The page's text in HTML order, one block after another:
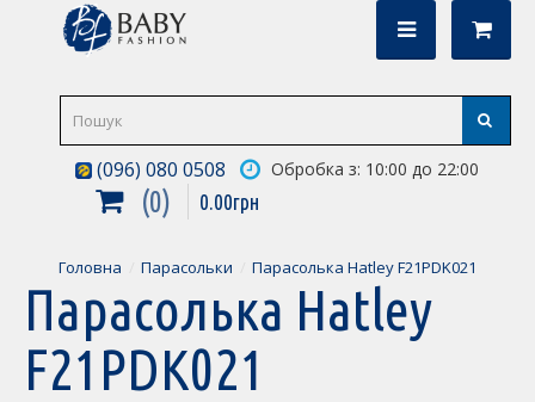
(096) 080 0508 Обробка з: 10:00 до 22:00
0 0.00грн
Головна Парасольки Парасолька Hatley F21PDK021
Парасолька Hatley
F21PDK021